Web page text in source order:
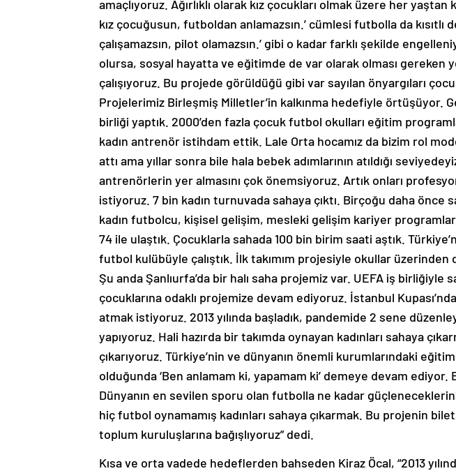
amaçlıyoruz. Ağırlıklı olarak kız çocukları olmak üzere her yaştan
kız çocuğusun, futboldan anlamazsın.’ cümlesi futbolla da kısıtlı
çalışamazsın, pilot olamazsın.’ gibi o kadar farklı şekilde
olursa, sosyal hayatta ve eğitimde de var olarak olması gereken
çalışıyoruz. Bu projede görüldüğü gibi var sayılan önyargıları
Projelerimiz Birleşmiş Milletler’in kalkınma hedefiyle örtüşüyor.
birliği yaptık. 2000’den fazla çocuk futbol okulları eğitim
kadın antrenör istihdam ettik. Lale Orta hocamız da bizim rol
attı ama yıllar sonra bile hala bebek adımlarının atıldığı
antrenörlerin yer almasını çok önemsiyoruz. Artık onları
istiyoruz. 7 bin kadın turnuvada sahaya çıktı. Birçoğu daha önce
kadın futbolcu, kişisel gelişim, mesleki gelişim kariyer
74 ile ulaştık. Çocuklarla sahada 100 bin birim saati aştık.
futbol kulübüyle çalıştık. İlk takımım projesiyle okullar üzerinden
Şu anda Şanlıurfa’da bir halı saha projemiz var. UEFA iş birliğiyle
çocuklarına odaklı projemize devam ediyoruz. İstanbul
atmak istiyoruz. 2013 yılında başladık, pandemide 2 sene
yapıyoruz. Hali hazırda bir takımda oynayan kadınları sahaya
çıkarıyoruz. Türkiye’nin ve dünyanın önemli kurumlarındaki
olduğunda ‘Ben anlamam ki, yapamam ki’ demeye devam ediyor.
Dünyanın en sevilen sporu olan futbolla ne kadar
hiç futbol oynamamış kadınları sahaya çıkarmak. Bu projenin
toplum kuruluşlarına bağışlıyoruz” dedi.
Kısa ve orta vadede hedeflerden bahseden Kiraz Öcal, “2013